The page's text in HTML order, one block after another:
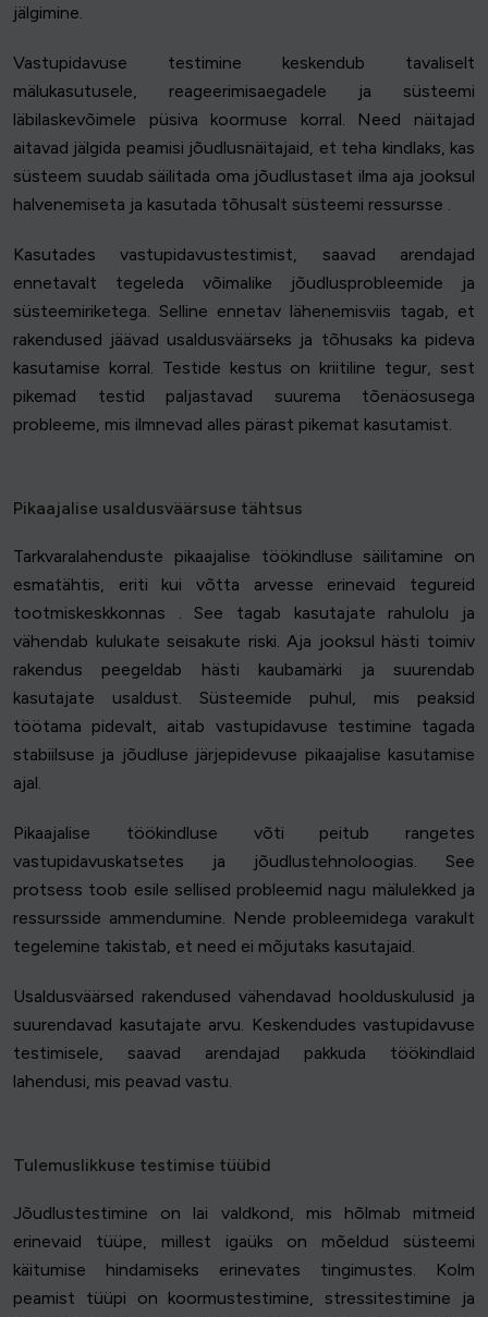
jälgimine.
Vastupidavuse testimine keskendub tavaliselt
mälukasutusele, reageerimisaegadele ja süsteemi
läbilaskevõimele püsiva koormuse korral. Need näitajad
aitavad jälgida peamisi jõudlusnäitajaid, et teha kindlaks, kas
süsteem suudab säilitada oma jõudlustaset ilma aja jooksul
halvenemiseta ja kasutada tõhusalt süsteemi ressursse .
Kasutades vastupidavustestimist, saavad arendajad
ennetavalt tegeleda võimalike jõudlusprobleemide ja
süsteemiriketega. Selline ennetav lähenemisviis tagab, et
rakendused jäävad usaldusväärseks ja tõhusaks ka pideva
kasutamise korral. Testide kestus on kriitiline tegur, sest
pikemad testid paljastavad suurema tõenäosusega
probleeme, mis ilmnevad alles pärast pikemat kasutamist.
Pikaajalise usaldusväärsuse tähtsus
Tarkvaralahenduste pikaajalise töökindluse säilitamine on
esmatähtis, eriti kui võtta arvesse erinevaid tegureid
tootmiskeskkonnas . See tagab kasutajate rahulolu ja
vähendab kulukate seisakute riski. Aja jooksul hästi toimiv
rakendus peegeldab hästi kaubamärki ja suurendab
kasutajate usaldust. Süsteemide puhul, mis peaksid
töötama pidevalt, aitab vastupidavuse testimine tagada
stabiilsuse ja jõudluse järjepidevuse pikaajalise kasutamise
ajal.
Pikaajalise töökindluse võti peitub rangetes
vastupidavuskatsetes ja jõudlustehnoloogias. See
protsess toob esile sellised probleemid nagu mälulekked ja
ressursside ammendumine. Nende probleemidega varakult
tegelemine takistab, et need ei mõjutaks kasutajaid.
Usaldusväärsed rakendused vähendavad hoolduskulusid ja
suurendavad kasutajate arvu. Keskendudes vastupidavuse
testimisele, saavad arendajad pakkuda töökindlaid
lahendusi, mis peavad vastu.
Tulemuslikkuse testimise tüübid
Jõudlustestimine on lai valdkond, mis hõlmab mitmeid
erinevaid tüüpe, millest igaüks on mõeldud süsteemi
käitumise hindamiseks erinevates tingimustes. Kolm
peamist tüüpi on koormustestimine, stressitestimine ja